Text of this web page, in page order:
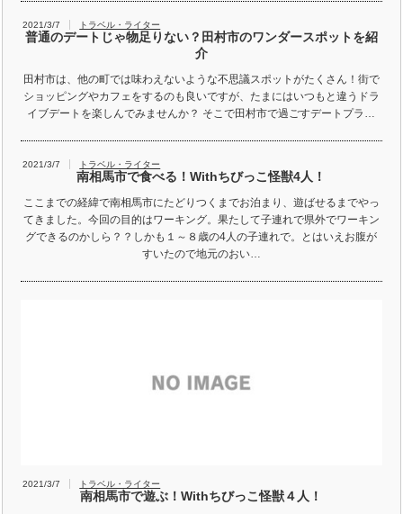
2021/3/7 トラベル・ライター
普通のデートじゃ物足りない？田村市のワンダースポットを紹
介
田村市は、他の町では味わえないような不思議スポットがたくさん！街で
ショッピングやカフェをするのも良いですが、たまにはいつもと違うドラ
イブデートを楽しんでみませんか？ そこで田村市で過ごすデートプラ…
2021/3/7 トラベル・ライター
南相馬市で食べる！Withちびっこ怪獣4人！
ここまでの経緯で南相馬市にたどりつくまでお泊まり、遊ばせるまでやっ
てきました。今回の目的はワーキング。果たして子連れで県外でワーキン
グできるのかしら？？しかも１～８歳の4人の子連れで。とはいえお腹が
すいたので地元のおい…
2021/3/7 トラベル・ライター
南相馬市で遊ぶ！Withちびっこ怪獣４人！